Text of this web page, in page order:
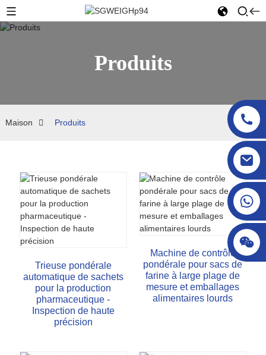
Produits
Maison Produits
Trieuse pondérale
automatique de sachets
pour la production
pharmaceutique -
Inspection de haute
précision
Machine de contrôle
pondérale pour sacs de
farine à large plage de
mesure et emballages
alimentaires lourds